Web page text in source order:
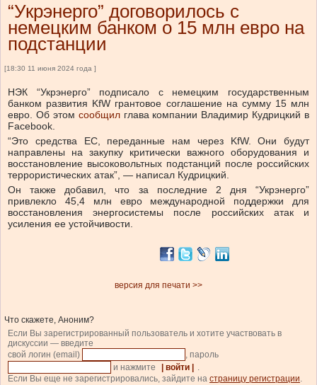
“Укрэнерго” договорилось с
немецким банком о 15 млн евро на
подстанции
[18:30 11 июня 2024 года ]
НЭК “Укрэнерго” подписало с немецким государственным
банком развития KfW грантовое соглашение на сумму 15 млн
евро. Об этом сообщилглава компании Владимир Кудрицкий в
Facebook.
“Это средства ЕС, переданные нам через KfW. Они будут
направлены на закупку критически важного оборудования и
восстановление высоковольтных подстанций после российских
террористических атак”, — написал Кудрицкий.
Он также добавил, что за последние 2 дня “Укрэнерго”
привлекло 45,4 млн евро международной поддержки для
восстановления энергосистемы после российских атак и
усиления ее устойчивости.
версия для печати >>
Что скажете, Аноним?
Если Вы зарегистрированный пользователь и хотите участвовать в
дискуссии — введите
свой логин (email)
, пароль
и нажмите
| войти |
.
Если Вы еще не зарегистрировались, зайдите на страницу регистрации.